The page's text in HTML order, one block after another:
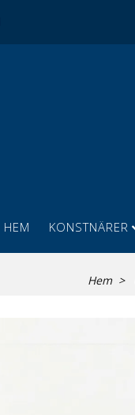
HEM KONSTNÄRER
Hem